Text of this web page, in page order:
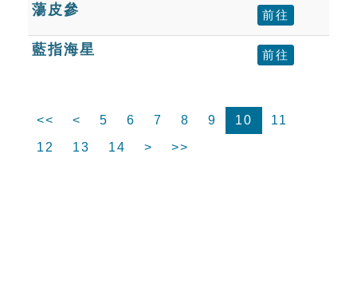
蕩皮參 前往
藍指海星 前往
<< < 5 6 7 8 9 10
11
12
13 14 > >>